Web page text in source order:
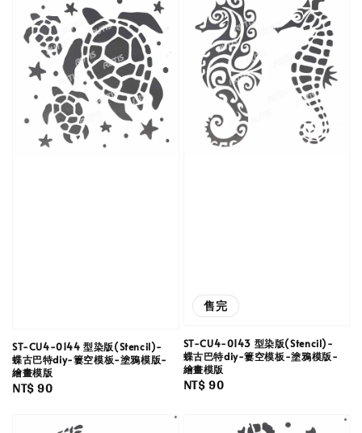
ST-CU4-0144 型染版(Stencil)-
蝶古巴特diy-簍空模板-塗鴉模版-
繪畫模版
Regular
NT$ 90
售完
ST-CU4-0143 型染版(Stencil)-
蝶古巴特diy-簍空模板-塗鴉模版-
繪畫模版
Regular
NT$ 90